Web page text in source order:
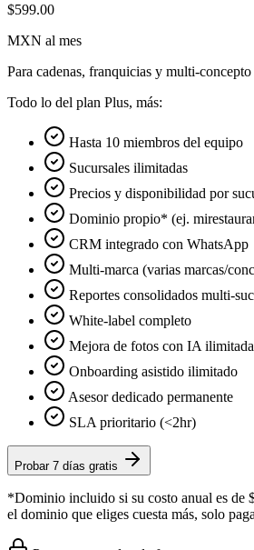
$599.00
MXN al mes
Para cadenas, franquicias y multi-concepto
Todo lo del plan Plus, más:
Hasta 10 miembros del equipo
Sucursales ilimitadas
Precios y disponibilidad por
Dominio propio* (ej.
CRM integrado con WhatsApp
Multi-marca (varias marcas/
Reportes consolidados multi-
White-label completo
Mejora de fotos con IA ilimitada
Onboarding asistido ilimitado
Asesor dedicado permanente
SLA prioritario (<2hr)
Probar 7 días gratis
*Dominio incluido si su costo anual es de
el dominio que eliges cuesta más, solo